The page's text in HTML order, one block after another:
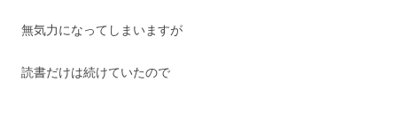
無気力になってしまいますが
読書だけは続けていたので